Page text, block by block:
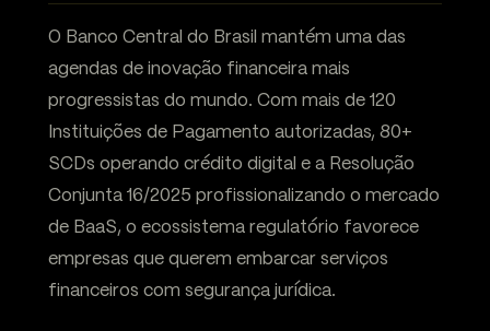
O Banco Central do Brasil mantém uma das
agendas de inovação financeira mais
progressistas do mundo. Com mais de 120
Instituições de Pagamento autorizadas, 80+
SCDs operando crédito digital e a Resolução
Conjunta 16/2025 profissionalizando o mercado
de BaaS, o ecossistema regulatório favorece
empresas que querem embarcar serviços
financeiros com segurança jurídica.